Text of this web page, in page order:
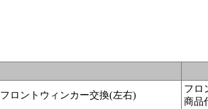
フロントウィンカー交換(左右)
フロ
商品